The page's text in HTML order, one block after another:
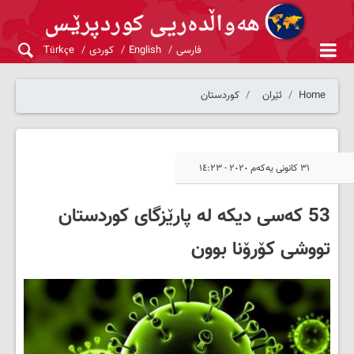
فارسی English کوردی Türkçe
Home ئێران کوردستان
٣١ کانونی یەکەم ٢٠٢٠ - ١٤:٢٣
53 کەسی دیکە لە پارێزگای کوردستان
تووشی کۆرۆنا بوون